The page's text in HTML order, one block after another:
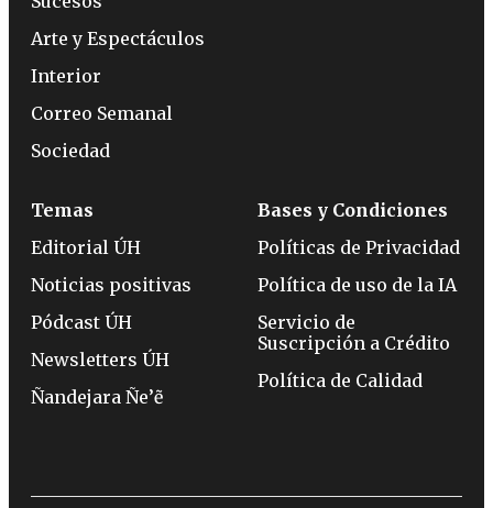
Arte y Espectáculos
Interior
Correo Semanal
Sociedad
Temas
Editorial ÚH
Noticias positivas
Pódcast ÚH
Newsletters ÚH
Ñandejara Ñe’ẽ
Bases y Condiciones
Políticas de Privacidad
Política de uso de la IA
Servicio de
Suscripción a Crédito
Política de Calidad